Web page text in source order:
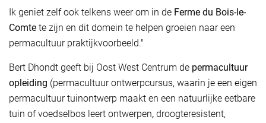
Ik geniet zelf ook telkens weer om in de Ferme du Bois-le-
Comte te zijn en dit domein te helpen groeien naar een
permacultuur praktijkvoorbeeld."
Bert Dhondt geeft bij Oost West Centrum de permacultuur
opleiding (permacultuur ontwerpcursus, waarin je een eigen
permacultuur tuinontwerp maakt en een natuurlijke eetbare
tuin of voedselbos leert ontwerpen, droogteresistent,